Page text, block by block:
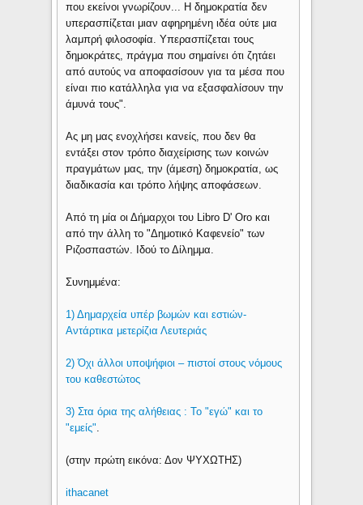
που εκείνοι γνωρίζουν... Η δημοκρατία δεν
υπερασπίζεται μιαν αφηρημένη ιδέα ούτε μια
λαμπρή φιλοσοφία. Υπερασπίζεται τους
δημοκράτες, πράγμα που σημαίνει ότι ζητάει
από αυτούς να αποφασίσουν για τα μέσα που
είναι πιο κατάλληλα για να εξασφαλίσουν την
άμυνά τους".
Ας μη μας ενοχλήσει κανείς, που δεν θα
εντάξει στον τρόπο διαχείρισης των κοινών
πραγμάτων μας, την (άμεση) δημοκρατία, ως
διαδικασία και τρόπο λήψης αποφάσεων.
Από τη μία οι Δήμαρχοι του Libro D' Oro και
από την άλλη το "Δημοτικό Καφενείο" των
Ριζοσπαστών. Ιδού το Δίλημμα.
Συνημμένα:
1) Δημαρχεία υπέρ βωμών και εστιών-
Αντάρτικα μετερίζια Λευτεριάς
2) Όχι άλλοι υποψήφιοι – πιστοί στους νόμους
του καθεστώτος
3) Στα όρια της αλήθειας : Το "εγώ" και το
"εμείς".
(στην πρώτη εικόνα: Δον ΨΥΧΩΤΗΣ)
ithacanet